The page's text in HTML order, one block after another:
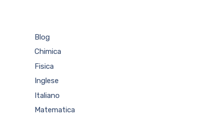
Blog
Chimica
Fisica
Inglese
Italiano
Matematica